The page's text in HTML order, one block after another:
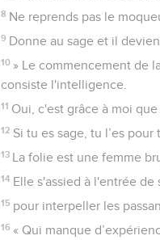
8 Ne reprends pas le
9 Donne au sage et il
10 » Le commencement de
consiste l'intelligence.
11 Oui, c'est grâce à moi
12 Si tu es sage, tu l’es
13 La folie est une femme
14 Elle s'assied à l'entrée de
15 pour interpeller les
16 « Qui manque